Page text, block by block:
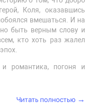
Коля, оказавшись
вмешаться. И на
быть верным слову и
кто хоть раз жалел
романтика, погоня и
Читать полностью →